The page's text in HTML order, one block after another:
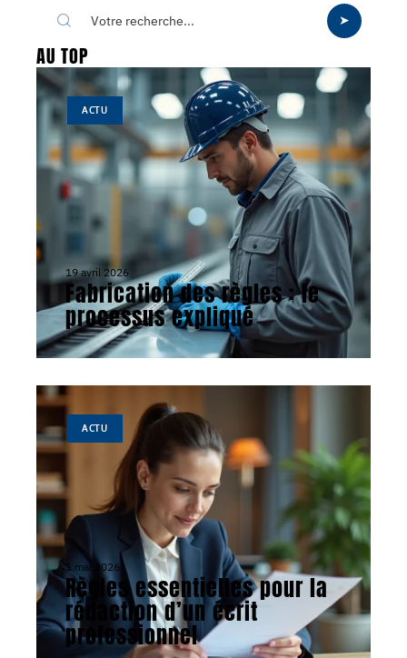
AU TOP
ACTU
19 avril 2026
Fabrication des règles : le
processus expliqué
ACTU
1 mai 2026
Règles essentielles pour la
rédaction d’un écrit
professionnel